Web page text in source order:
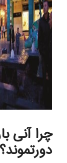
چرا آنی
دورتموند؟